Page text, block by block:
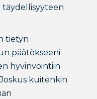
täydellisyyteen
tietyn
päätökseeni
hyvinvointiin
kuitenkin